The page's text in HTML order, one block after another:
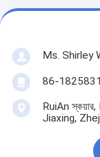
Ms. Shirley
86-
RuiAn
Jiaxing,